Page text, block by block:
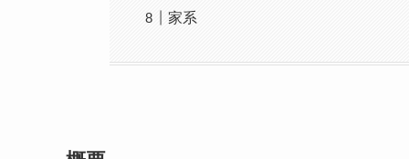
家系